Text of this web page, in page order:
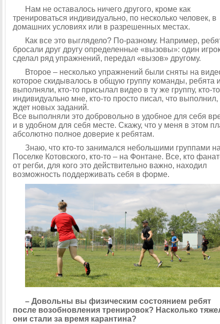
Нам не оставалось ничего другого, кроме как
тренироваться индивидуально, по несколько человек, в
домашних условиях или в разрешенных местах.
Как все это выглядело? По-разному. Например,
бросали друг другу определенные «вызовы»: один
сделал ряд упражнений, передал «вызов» другому.
Второе – несколько упражнений были сняты на
которое скидывалось в общую группу команды, ребята
выполняли, кто-то присылал видео в ту же группу, кто-то
индивидуально мне, кто-то просто писал, что выполнил,
ждет новых заданий.
Все выполняли это добровольно в удобное для себя
и в удобном для себя месте. Скажу, что у меня в этом
абсолютно полное доверие к ребятам.
Знаю, что кто-то занимался небольшими группами
Поселке Котовского, кто-то – на Фонтане. Все, кто
от регби, для кого это действительно важно, находил
возможность поддерживать себя в форме.
– Довольны вы физическим состоянием ребят
после возобновления тренировок? Насколько
они стали за время карантина?